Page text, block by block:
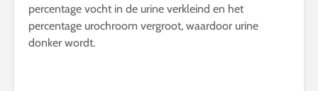
percentage vocht in de urine verkleind en het
percentage urochroom vergroot, waardoor urine
donker wordt.